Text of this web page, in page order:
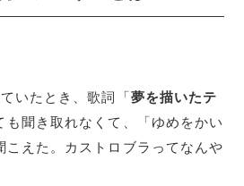
いたとき、歌詞「夢を描いたテ
も聞き取れなくて、「ゆめをかい
こえた。カストロブラってなんや